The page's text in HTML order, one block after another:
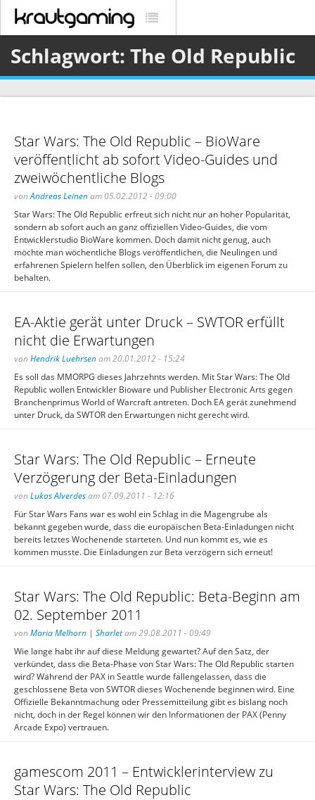
Schlagwort: The Old Republic
Star Wars: The Old Republic – BioWare
veröffentlicht ab sofort Video-Guides und
zweiwöchentliche Blogs
vonAndreas Leinenam 05.02.2012 - 09:00
Star Wars: The Old Republic erfreut sich nicht nur an hoher Popularität,
sondern ab sofort auch an ganz offiziellen Video-Guides, die vom
Entwicklerstudio BioWare kommen. Doch damit nicht genug, auch
möchte man wöchentliche Blogs veröffentlichen, die Neulingen und
erfahrenen Spielern helfen sollen, den Überblick im eigenen Forum zu
behalten.
EA-Aktie gerät unter Druck – SWTOR erfüllt
nicht die Erwartungen
von Hendrik Luehrsenam 20.01.2012 - 15:24
Es soll das MMORPG dieses Jahrzehnts werden. Mit Star Wars: The Old
Republic wollen Entwickler Bioware und Publisher Electronic Arts gegen
Branchenprimus World of Warcraft antreten. Doch EA gerät zunehmend
unter Druck, da SWTOR den Erwartungen nicht gerecht wird.
Star Wars: The Old Republic – Erneute
Verzögerung der Beta-Einladungen
von Lukas Alverdesam 07.09.2011 - 12:16
Für Star Wars Fans war es wohl ein Schlag in die Magengrube als
bekannt gegeben wurde, dass die europäischen Beta-Einladungen nicht
bereits letztes Wochenende starteten. Und nun kommt es, wie es
kommen musste. Die Einladungen zur Beta verzögern sich erneut!
Star Wars: The Old Republic: Beta-Beginn am
02. September 2011
von Maria Melhorn | Sharletam 29.08.2011 - 09:49
Wie lange habt ihr auf diese Meldung gewartet? Auf den Satz, der
verkündet, dass die Beta-Phase von Star Wars: The Old Republic starten
wird? Während der PAX in Seattle wurde fallengelassen, dass die
geschlossene Beta von SWTOR dieses Wochenende beginnen wird. Eine
Offizielle Bekanntmachung oder Pressemitteilung gibt es bislang noch
nicht, doch in der Regel können wir den Informationen der PAX (Penny
Arcade Expo) vertrauen.
gamescom 2011 – Entwicklerinterview zu
Star Wars: The Old Republic